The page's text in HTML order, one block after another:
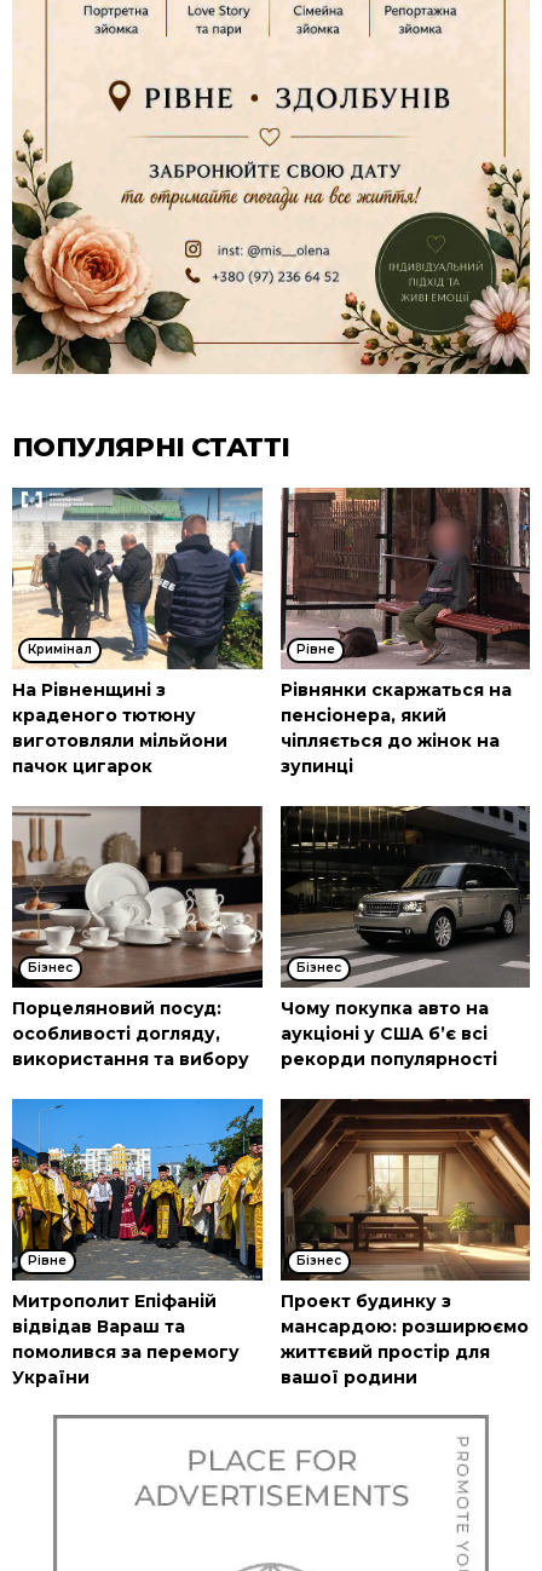
ПОПУЛЯРНІ СТАТТІ
Кримінал
На Рівненщині з
краденого тютюну
виготовляли мільйони
пачок цигарок
Рівне
Рівнянки скаржаться на
пенсіонера, який
чіпляється до жінок на
зупинці
Бізнес
Порцеляновий посуд:
особливості догляду,
використання та вибору
Бізнес
Чому покупка авто на
аукціоні у США б’є всі
рекорди популярності
Рівне
Митрополит Епіфаній
відвідав Вараш та
помолився за перемогу
України
Бізнес
Проект будинку з
мансардою: розширюємо
життєвий простір для
вашої родини